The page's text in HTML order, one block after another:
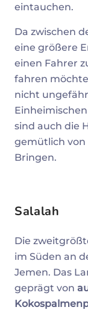
eintauchen.
Da zwischen
eine größere
einen Fahrer
fahren
nicht
sind auch die
gemütlich von
Bringen.
Salalah
Die
im Süden an
Jemen. Das
geprägt von